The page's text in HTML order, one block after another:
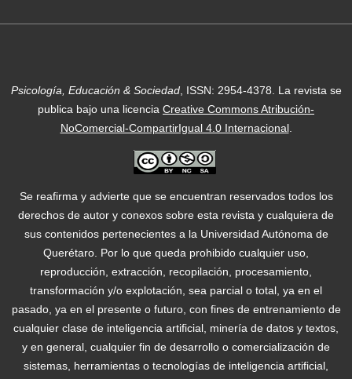
Psicología, Educación & Sociedad, ISSN: 2954-4378. La revista se
publica bajo una licencia Creative Commons Atribución-
NoComercial-CompartirIgual 4.0 Internacional.
Se reafirma y advierte que se encuentran reservados todos los
derechos de autor y conexos sobre esta revista y cualquiera de
sus contenidos pertenecientes a la Universidad Autónoma de
Querétaro. Por lo que queda prohibido cualquier uso,
reproducción, extracción, recopilación, procesamiento,
transformación y/o explotación, sea parcial o total, ya en el
pasado, ya en el presente o futuro, con fines de entrenamiento de
cualquier clase de inteligencia artificial, minería de datos y textos,
y en general, cualquier fin de desarrollo o comercialización de
sistemas, herramientas o tecnologías de inteligencia artificial,